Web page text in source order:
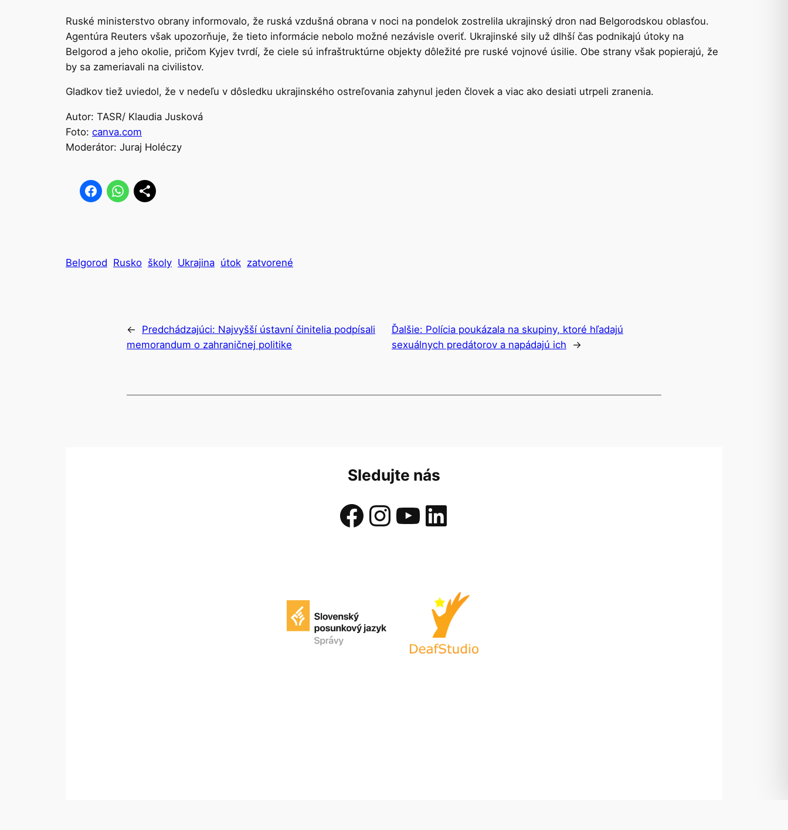
Ruské ministerstvo obrany informovalo, že ruská vzdušná obrana v noci na pondelok zostrelila ukrajinský dron nad Belgorodskou oblasťou.
Agentúra Reuters však upozorňuje, že tieto informácie nebolo možné nezávisle overiť. Ukrajinské sily už dlhší čas podnikajú útoky na
Belgorod a jeho okolie, pričom Kyjev tvrdí, že ciele sú infraštruktúrne objekty dôležité pre ruské vojnové úsilie. Obe strany však popierajú, že
by sa zameriavali na civilistov.
Gladkov tiež uviedol, že v nedeľu v dôsledku ukrajinského ostreľovania zahynul jeden človek a viac ako desiati utrpeli zranenia.
Autor: TASR/ Klaudia Jusková
Foto: canva.com
Moderátor: Juraj Holéczy
Belgorod Rusko školy Ukrajina útok zatvorené
← Predchádzajúci: Najvyšší ústavní činitelia podpísali
memorandum o zahraničnej politike
Ďalšie: Polícia poukázala na skupiny, ktoré hľadajú
sexuálnych predátorov a napádajú ich
→
Sledujte nás
Facebook InstagramYouTube LinkedIn